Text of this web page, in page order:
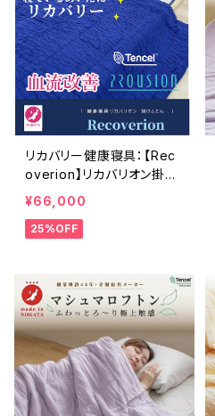
リカバリー健康寝具：【Rec
overion】リカバリオン掛け
布団＜プラウシオン加工＞1
50×210cm
¥66,000
25%OFF